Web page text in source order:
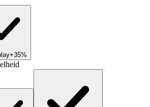
+35%